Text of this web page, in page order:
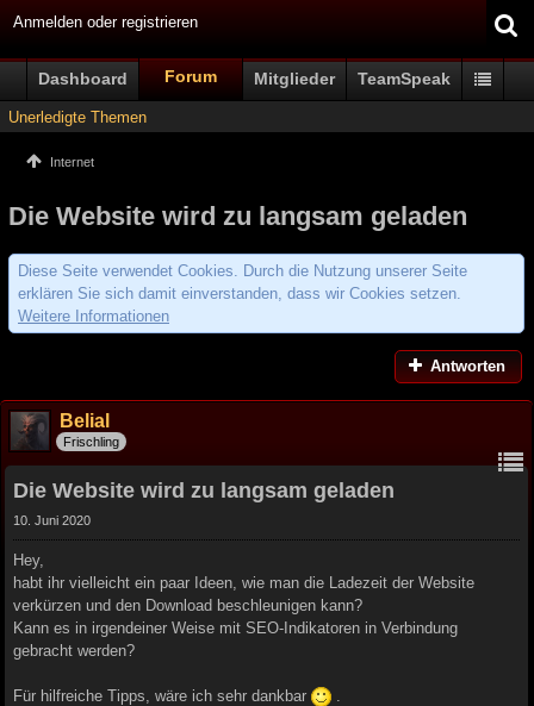
Anmelden oder registrieren
Dashboard Forum Mitglieder TeamSpeak
Unerledigte Themen
Internet
Die Website wird zu langsam geladen
Diese Seite verwendet Cookies. Durch die Nutzung unserer Seite
erklären Sie sich damit einverstanden, dass wir Cookies setzen.
Weitere Informationen
Antworten
Belial
Frischling
Die Website wird zu langsam geladen
10. Juni 2020
Hey,
habt ihr vielleicht ein paar Ideen, wie man die Ladezeit der Website
verkürzen und den Download beschleunigen kann?
Kann es in irgendeiner Weise mit SEO-Indikatoren in Verbindung
gebracht werden?
Für hilfreiche Tipps, wäre ich sehr dankbar .